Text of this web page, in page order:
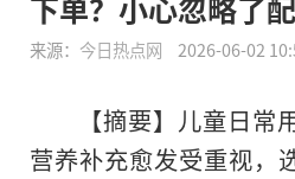
下单？小心忽略了
来源： 今日热点网 2026-06-02
【摘要】儿童日
营养补充愈发受重视，